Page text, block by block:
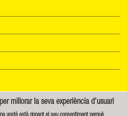
de cookies
millorar la seva experiència d'usuari